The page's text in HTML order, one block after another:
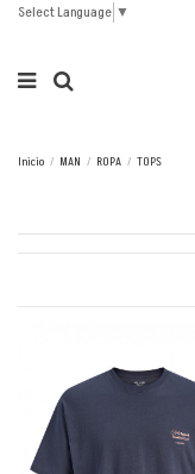
Select Language ▼
Inicio MAN ROPA TOPS